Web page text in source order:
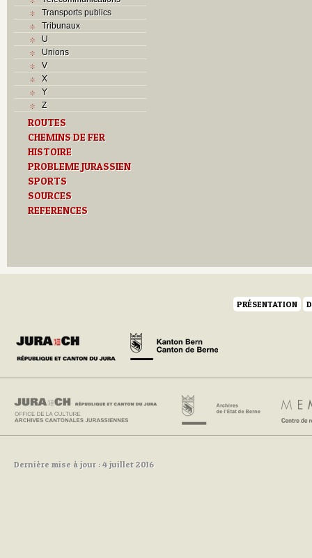
Transports publics
Tribunaux
U
Unions
V
X
Y
Z
ROUTES
CHEMINS DE FER
HISTOIRE
PROBLEME JURASSIEN
SPORTS
SOURCES
REFERENCES
PRÉSENTATION
Dernière mise à jour : 4 juillet 2016